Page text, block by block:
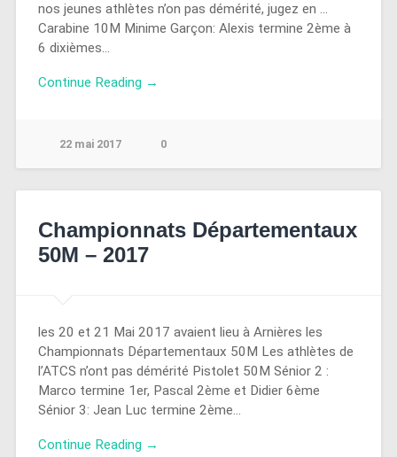
nos jeunes athlètes n’on pas démérité, jugez en …
Carabine 10M Minime Garçon: Alexis termine 2ème à
6 dixièmes…
Continue Reading →
22 mai 2017 0
Championnats Départementaux
50M – 2017
les 20 et 21 Mai 2017 avaient lieu à Arnières les
Championnats Départementaux 50M Les athlètes de
l’ATCS n’ont pas démérité Pistolet 50M Sénior 2 :
Marco termine 1er, Pascal 2ème et Didier 6ème
Sénior 3: Jean Luc termine 2ème…
Continue Reading →